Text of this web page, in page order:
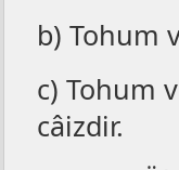
b) Tohum
c) Tohum
câizdir.